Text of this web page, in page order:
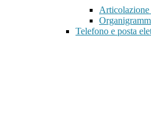
Telefono e posta